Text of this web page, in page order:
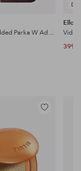
Parkas Padded Parka W Adjustable Waist
Ellos
399
Lägg
favoriter